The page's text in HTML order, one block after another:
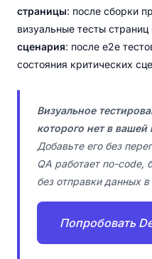
страницы: после сборки
визуальные тесты
сценария: после e2e
состояния критических
Визуальное
которого нет в вашей
Добавьте его без
QA работает no-code,
без отправки данных в
Попробовать